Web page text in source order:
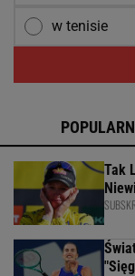
w tenisie
Tak